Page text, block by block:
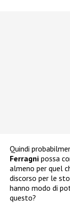
Quindi
Ferragni possa
almeno per quel
discorso per le
hanno modo di
questo?